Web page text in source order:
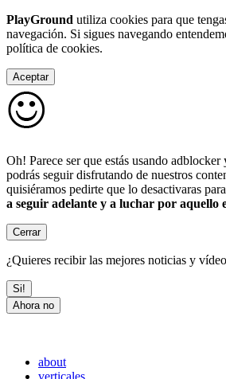
PlayGround utiliza cookies para que
navegación. Si sigues navegando
política de cookies.
Aceptar
Oh! Parece ser que estás usando adblocker
podrás seguir disfrutando de nuestros
quisiéramos pedirte que lo desactivaras
a seguir adelante y a luchar por aquello
Cerrar
¿Quieres recibir las mejores noticias y
Si!
Ahora no
about
verticales